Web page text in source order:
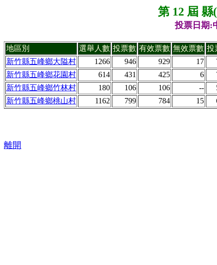
第 12 屆
投票日期:
地區別 選舉人數 投票數 有效票數 無效票數 投
新竹縣五峰鄉大隘村
1266 946 929 17
新竹縣五峰鄉花園村
614 431 425 6
新竹縣五峰鄉竹林村
180 106 106 --
新竹縣五峰鄉桃山村
1162 799 784 15
離開